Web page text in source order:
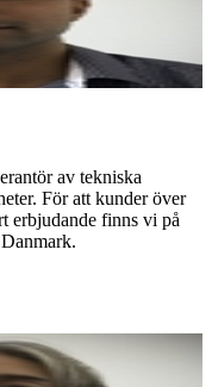
av tekniska
För att kunder över
erbjudande finns vi på